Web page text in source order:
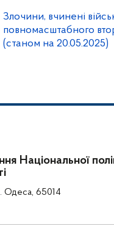
Злочини, вчинені
повномасштабного
(станом на 20.05.2025)
Національної
Одеса, 65014